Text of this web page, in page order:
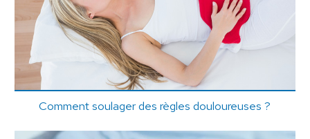
Comment soulager des règles douloureuses ?